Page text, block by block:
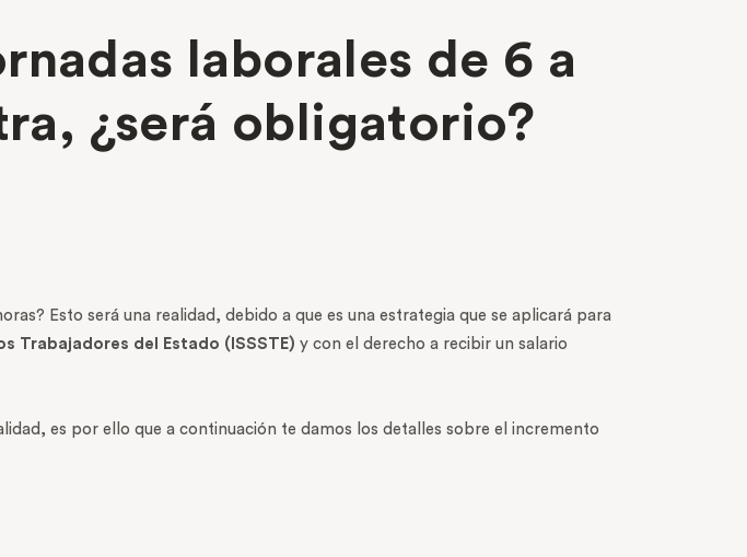
laborales de 6 a
¿será obligatorio?
Esto será una realidad, debido a que es una estrategia que se aplicará para
Trabajadores del Estado (ISSSTE) y con el derecho a recibir un salario
es por ello que a continuación te damos los detalles sobre el incremento